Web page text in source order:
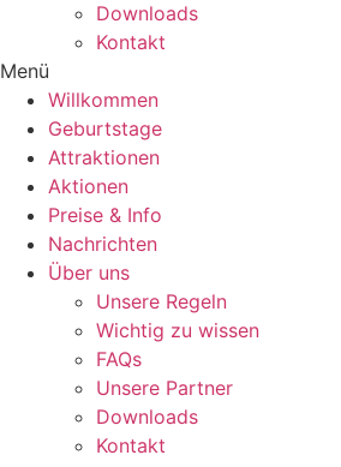
Downloads
Kontakt
Menü
Willkommen
Geburtstage
Attraktionen
Aktionen
Preise & Info
Nachrichten
Über uns
Unsere Regeln
Wichtig zu wissen
FAQs
Unsere Partner
Downloads
Kontakt